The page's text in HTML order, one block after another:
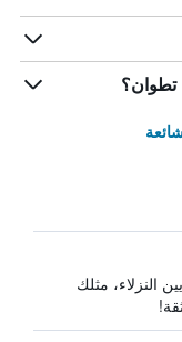
تطوان؟
النزلاء، مثلك